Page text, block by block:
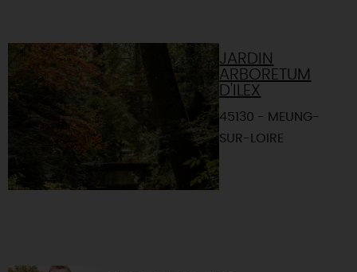
JARDIN
ARBORETUM
D'ILEX
45130 - MEUNG-
SUR-LOIRE